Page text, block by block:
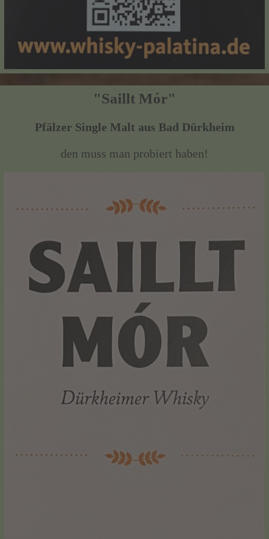
"Saillt Mór"
Pfälzer Single Malt aus Bad Dürkheim
den muss man probiert haben!